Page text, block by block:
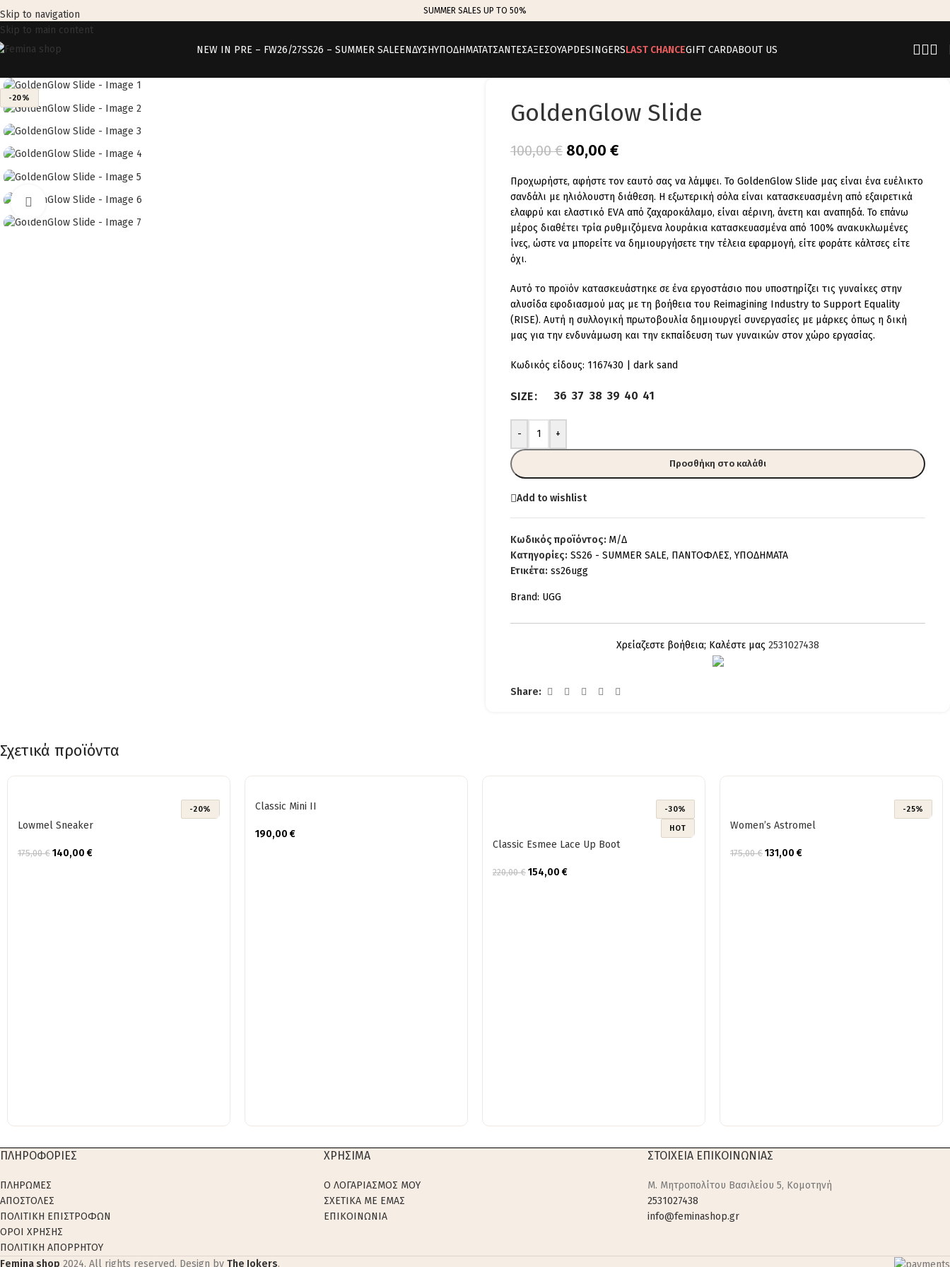
Skip to navigation
Skip to main content
SUMMER SALES UP TO 50%
NEW IN PRE – FW26/27SS26 – SUMMER SALEΕΝΔΥΣΗΥΠΟΔΗΜΑΤΑΤΣΑΝΤΕΣΑΞΕΣΟΥΑΡDESINGERSLAST CHANCEGIFT CARDABOUT US
-20%
Click to enlarge
GoldenGlow Slide
100,00€ 80,00 €
Προχωρήστε, αφήστε τον εαυτό σας να λάμψει. Το GoldenGlow Slide μας είναι ένα ευέλικτο
σανδάλι με ηλιόλουστη διάθεση. Η εξωτερική σόλα είναι κατασκευασμένη από εξαιρετικά
ελαφρύ και ελαστικό EVA από ζαχαροκάλαμο, είναι αέρινη, άνετη και αναπηδά. Το επάνω
μέρος διαθέτει τρία ρυθμιζόμενα λουράκια κατασκευασμένα από 100% ανακυκλωμένες
ίνες, ώστε να μπορείτε να δημιουργήσετε την τέλεια εφαρμογή, είτε φοράτε κάλτσες είτε
όχι.
Αυτό το προϊόν κατασκευάστηκε σε ένα εργοστάσιο που υποστηρίζει τις γυναίκες στην
αλυσίδα εφοδιασμού μας με τη βοήθεια του Reimagining Industry to Support Equality
(RISE). Αυτή η συλλογική πρωτοβουλία δημιουργεί συνεργασίες με μάρκες όπως η δική
μας για την ενδυνάμωση και την εκπαίδευση των γυναικών στον χώρο εργασίας.
Κωδικός είδους: 1167430 | dark sand
SIZE 36 37 38 39 40 41
- +
Προσθήκη στο καλάθι
Add to wishlist
Κωδικός προϊόντος: Μ/Δ
Κατηγορίες: SS26 - SUMMER SALE, ΠΑΝΤΟΦΛΕΣ, ΥΠΟΔΗΜΑΤΑ
Ετικέτα: ss26ugg
Brand: UGG
Χρείαζεστε βοήθεια; Καλέστε μας 2531027438
Share:
Σχετικά προϊόντα
-20%
Lowmel Sneaker
175,00€ 140,00 €
Classic Mini II
190,00 €
-30%
HOT
Classic Esmee Lace Up Boot
220,00€ 154,00 €
-25%
Women’s Astromel
175,00€ 131,00 €
ΠΛΗΡΟΦΟΡΙΕΣ
ΠΛΗΡΩΜΕΣ
ΑΠΟΣΤΟΛΕΣ
ΠΟΛΙΤΙΚΗ ΕΠΙΣΤΡΟΦΩΝ
ΟΡΟΙ ΧΡΗΣΗΣ
ΠΟΛΙΤΙΚΗ ΑΠΟΡΡΗΤΟΥ
ΧΡΗΣΙΜΑ
Ο ΛΟΓΑΡΙΑΣΜΟΣ ΜΟΥ
ΣΧΕΤΙΚΑ ΜΕ ΕΜΑΣ
ΕΠΙΚΟΙΝΩΝΙΑ
ΣΤΟΙΧΕΙΑ ΕΠΙΚΟΙΝΩΝΙΑΣ
M. Μητροπολίτου Βασιλείου 5, Κομοτηνή
2531027438
info@feminashop.gr
Femina shop 2024. All rights reserved. Design by The Jokers.